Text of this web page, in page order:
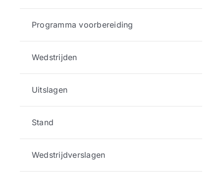
Programma voorbereiding
Wedstrijden
Uitslagen
Stand
Wedstrijdverslagen